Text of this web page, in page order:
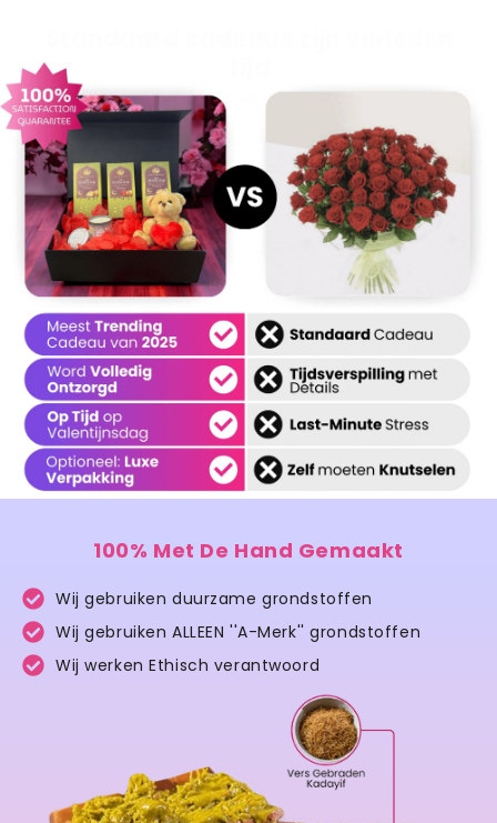
Dubai Chocolates Love Box
100% Met De Hand Gemaakt
Wij gebruiken duurzame grondstoffen
Wij gebruiken ALLEEN ''A-Merk'' grondstoffen
Wij werken Ethisch verantwoord